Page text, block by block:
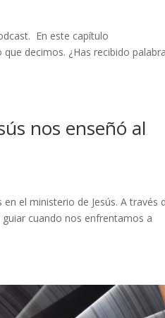
En este capítulo
decimos. ¿Has recibido
nos enseñó al
el ministerio de Jesús. A través
cuando nos enfrentamos a